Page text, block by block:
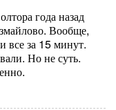
года назад
Вообще,
все за 15 минут.
Но не суть.